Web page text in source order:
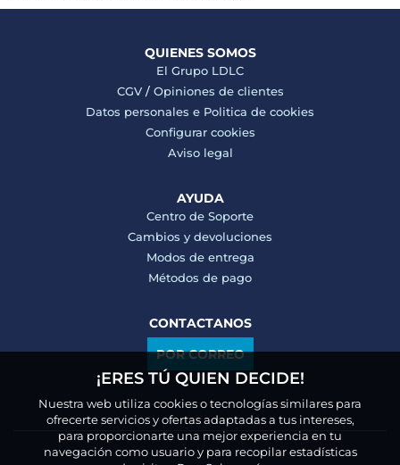
QUIENES SOMOS
El Grupo LDLC
CGV/ Opiniones de clientes
Datos personales e Politica de cookies
Configurar cookies
Aviso legal
AYUDA
Centro de Soporte
Cambios y devoluciones
Modos de entrega
Métodos de pago
CONTACTANOS
POR CORREO
¡ERES TÚ QUIEN DECIDE!
Nuestra web utiliza cookies o tecnologías similares para
ofrecerte servicios y ofertas adaptadas a tus intereses,
para proporcionarte una mejor experiencia en tu
navegación como usuario y para recopilar estadísticas